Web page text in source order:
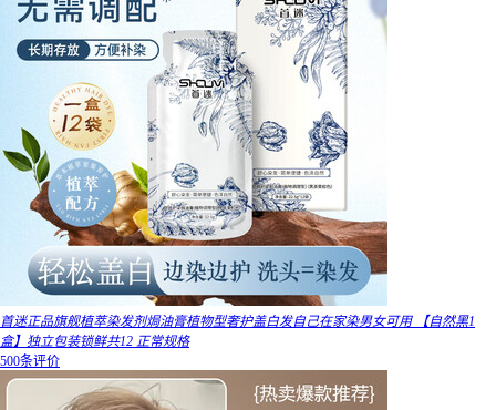
首迷正品旗舰植萃染发剂焗油膏植物型奢护盖白发自己在家染男女可用 【自然黑1
盒】独立包装锁鲜共12 正常规格
500条评价